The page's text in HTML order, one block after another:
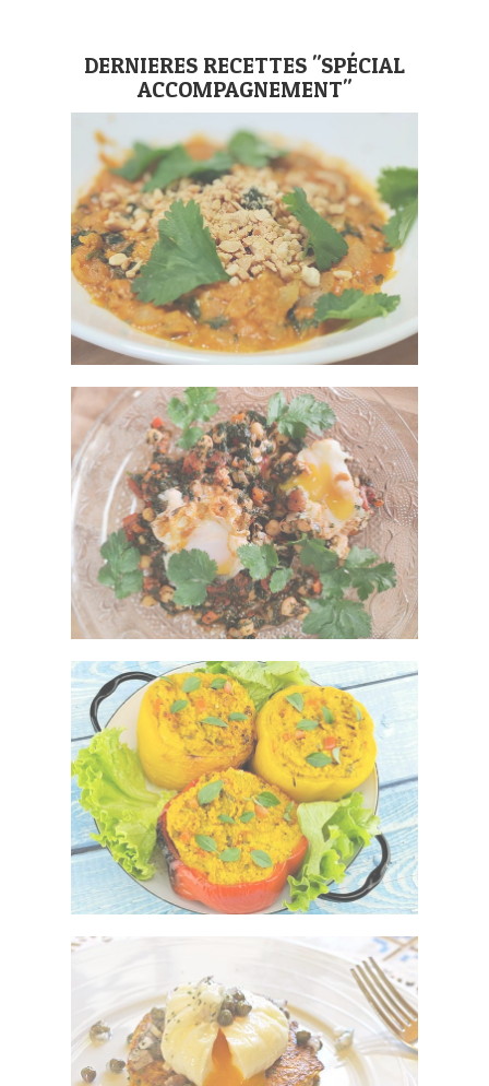
DERNIERES RECETTES "SPÉCIAL
ACCOMPAGNEMENT"